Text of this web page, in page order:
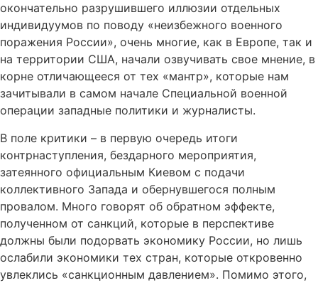
окончательно разрушившего иллюзии отдельных
индивидуумов по поводу «неизбежного военного
поражения России», очень многие, как в Европе, так и
на территории США, начали озвучивать свое мнение, в
корне отличающееся от тех «мантр», которые нам
зачитывали в самом начале Специальной военной
операции западные политики и журналисты.
В поле критики – в первую очередь итоги
контрнаступления, бездарного мероприятия,
затеянного официальным Киевом с подачи
коллективного Запада и обернувшегося полным
провалом. Много говорят об обратном эффекте,
полученном от санкций, которые в перспективе
должны были подорвать экономику России, но лишь
ослабили экономики тех стран, которые откровенно
увлеклись «санкционным давлением». Помимо этого,